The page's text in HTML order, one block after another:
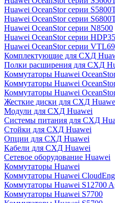
Huawei OceanStor серии
Huawei OceanStor серии
Huawei OceanStor серии N8500
Huawei OceanStor серии
Huawei OceanStor серии
Комплектующие для СХД
Полки расширения для СХД
Коммутаторы Huawei
Коммутаторы Huawei
Коммутаторы Huawei
Жесткие диски для СХД
Модули для СХД Huawei
Системы питания для СХД
Стойки для СХД Huawei
Опции для СХД Huawei
Кабели для СХД Huawei
Сетевое оборудование Huawei
Коммутаторы Huawei
Коммутаторы Huawei
Коммутаторы Huawei S12700
Коммутаторы Huawei S7700